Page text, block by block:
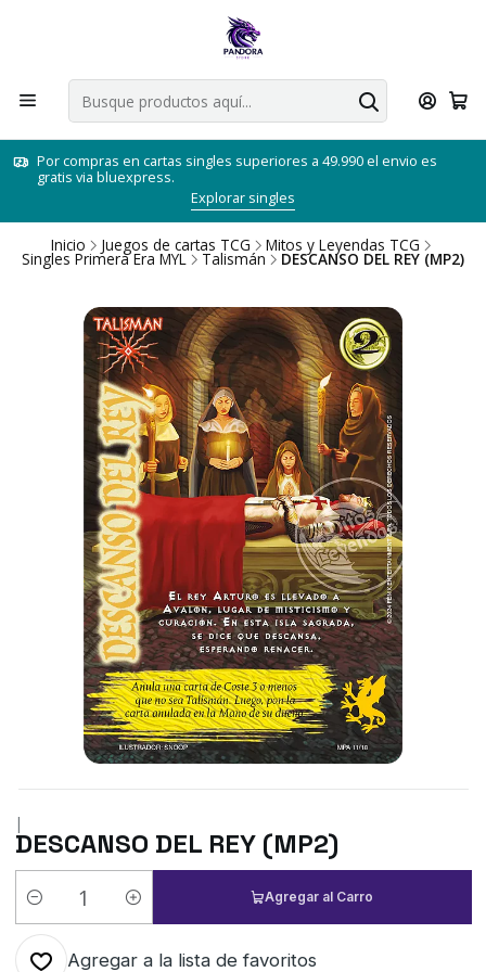
Por compras en cartas singles superiores a 49.990 el envio es
gratis via bluexpress.
Explorar singles
Inicio Juegos de cartas TCG Mitos y Leyendas TCG
Singles Primera Era MYL Talismán DESCANSO DEL REY (MP2)
|
DESCANSO DEL REY (MP2)
Cantidad
Agregar al Carro
Agregar a la lista de favoritos